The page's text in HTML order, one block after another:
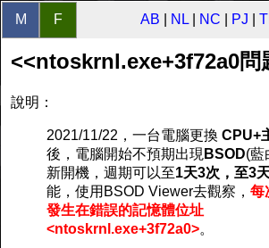
M F AB NL| NC PJ
<<ntoskrnl.exe+3f72a0問
說明：
2021/11/22，一台電腦更換 CPU+
後，電腦開始不預期出現 BSOD(藍
新開機，週期可以至1天3次，至3
能，使用BSOD Viewer去觀察， 每
發生在錯誤的記憶體位址
<ntoskrnl.exe+3f72a0>。